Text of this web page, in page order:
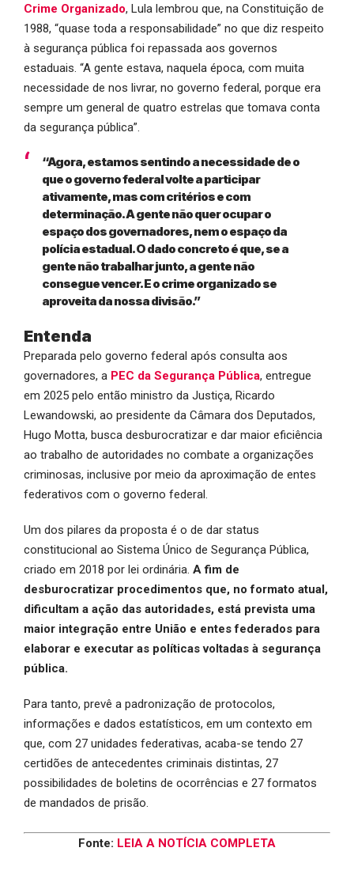
Crime Organizado, Lula lembrou que, na Constituição de
1988, “quase toda a responsabilidade” no que diz respeito
à segurança pública foi repassada aos governos
estaduais. “A gente estava, naquela época, com muita
necessidade de nos livrar, no governo federal, porque era
sempre um general de quatro estrelas que tomava conta
da segurança pública”.
“Agora, estamos sentindo a necessidade de o
que o governo federal volte a participar
ativamente, mas com critérios e com
determinação. A gente não quer ocupar o
espaço dos governadores, nem o espaço da
polícia estadual. O dado concreto é que, se a
gente não trabalhar junto, a gente não
consegue vencer. E o crime organizado se
aproveita da nossa divisão.”
Entenda
Preparada pelo governo federal após consulta aos
governadores, a PEC da Segurança Pública, entregue
em 2025 pelo então ministro da Justiça, Ricardo
Lewandowski, ao presidente da Câmara dos Deputados,
Hugo Motta, busca desburocratizar e dar maior eficiência
ao trabalho de autoridades no combate a organizações
criminosas, inclusive por meio da aproximação de entes
federativos com o governo federal.
Um dos pilares da proposta é o de dar status
constitucional ao Sistema Único de Segurança Pública,
criado em 2018 por lei ordinária. A fim de
desburocratizar procedimentos que, no formato atual,
dificultam a ação das autoridades, está prevista uma
maior integração entre União e entes federados para
elaborar e executar as políticas voltadas à segurança
pública.
Para tanto, prevê a padronização de protocolos,
informações e dados estatísticos, em um contexto em
que, com 27 unidades federativas, acaba-se tendo 27
certidões de antecedentes criminais distintas, 27
possibilidades de boletins de ocorrências e 27 formatos
de mandados de prisão.
Fonte: LEIA A NOTÍCIA COMPLETA